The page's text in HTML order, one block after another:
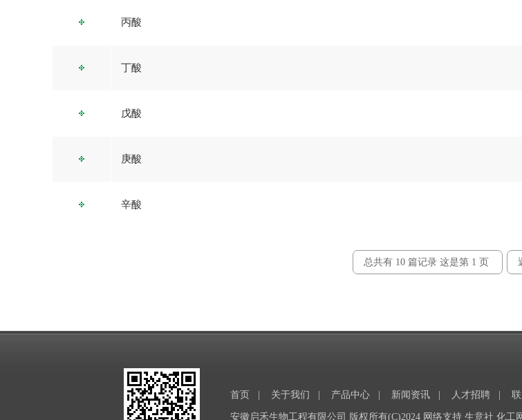
丙酸
丁酸
戊酸
庚酸
辛酸
总共有 10 篇记录 这是第 1 页
首页 关于我们 产品中心 新闻资讯 人才招聘
安徽启禾生物工程有限公司 版权所有(C)2024 网络支持 生意社 化工